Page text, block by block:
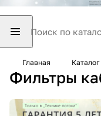
Главная Каталог
Фильтры